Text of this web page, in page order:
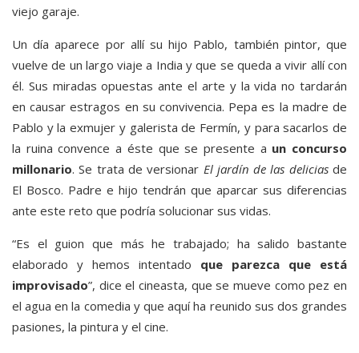
viejo garaje.
Un día aparece por allí su hijo Pablo, también pintor, que
vuelve de un largo viaje a India y que se queda a vivir allí con
él. Sus miradas opuestas ante el arte y la vida no tardarán
en causar estragos en su convivencia. Pepa es la madre de
Pablo y la exmujer y galerista de Fermín, y para sacarlos de
la ruina convence a éste que se presente a un concurso
millonario. Se trata de versionar El jardín de las deliciasde
El Bosco. Padre e hijo tendrán que aparcar sus diferencias
ante este reto que podría solucionar sus vidas.
“Es el guion que más he trabajado; ha salido bastante
elaborado y hemos intentado que parezca que está
improvisado”, dice el cineasta, que se mueve como pez en
el agua en la comedia y que aquí ha reunido sus dos grandes
pasiones, la pintura y el cine.